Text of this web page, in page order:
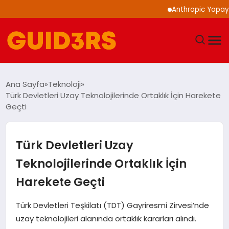
Anthropic Yapay
YAŞAM
SAĞLIK
EKONOMI
Ana Sayfa Teknoloji
Türk Devletleri Uzay Teknolojilerinde Ortaklık İçin Harekete
Geçti
Türk Devletleri Uzay
Teknolojilerinde Ortaklık İçin
Harekete Geçti
Türk Devletleri Teşkilatı (TDT) Gayriresmi Zirvesi’nde
uzay teknolojileri alanında ortaklık kararları alındı.